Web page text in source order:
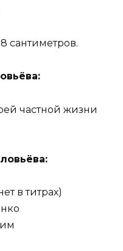
сантиметров.
частной жизни
в титрах)